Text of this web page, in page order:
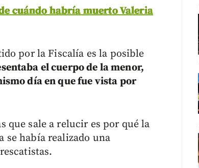
cuándo habría muerto Valeria
por la Fiscalía es la posible
el cuerpo de la menor,
día en que fue vista por
que sale a relucir es por qué la
se había realizado una